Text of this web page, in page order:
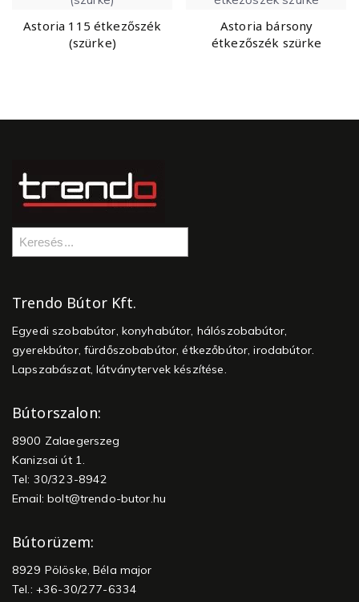
Astoria 115 étkezőszék
(szürke)
Astoria bársony
étkezőszék szürke
Trendo Bútor Kft.
Egyedi szobabútor, konyhabútor, hálószobabútor,
gyerekbútor, fürdőszobabútor, étkezőbútor, irodabútor.
Lapszabászat, látványtervek készítése.
Bútorszalon:
8900 Zalaegerszeg
Kanizsai út 1.
Tel: 30/323-8942
Email:bolt@trendo-butor.hu
Bútorüzem:
8929 Pölöske, Béla major
Tel.: +36-30/277-6334